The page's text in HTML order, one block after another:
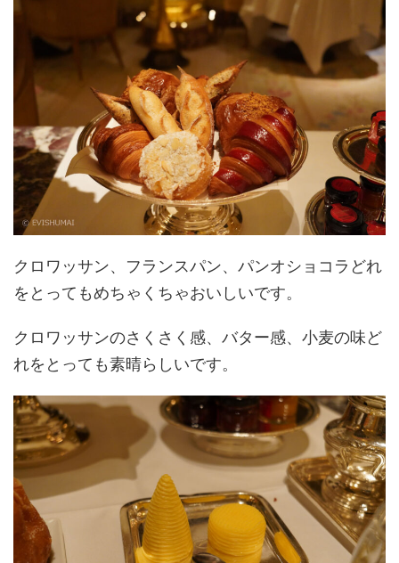
クロワッサン、フランスパン、パンオショコラどれ
をとってもめちゃくちゃおいしいです。
クロワッサンのさくさく感、バター感、小麦の味ど
れをとっても素晴らしいです。